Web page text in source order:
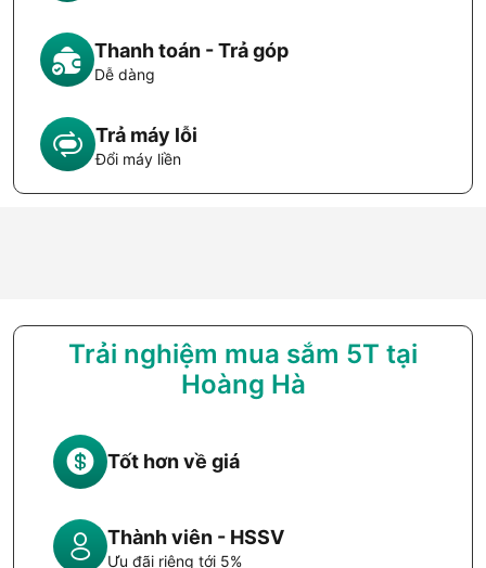
Thanh toán - Trả góp
Dễ dàng
Trả máy lỗi
Đổi máy liền
Trải nghiệm mua sắm 5T tại
Hoàng Hà
Tốt hơn về giá
Thành viên - HSSV
Ưu đãi riêng tới 5%